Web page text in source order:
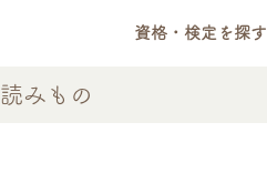
資格・検定を探す
読みもの